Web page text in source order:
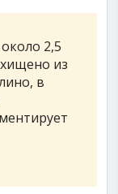
2,5
из
в